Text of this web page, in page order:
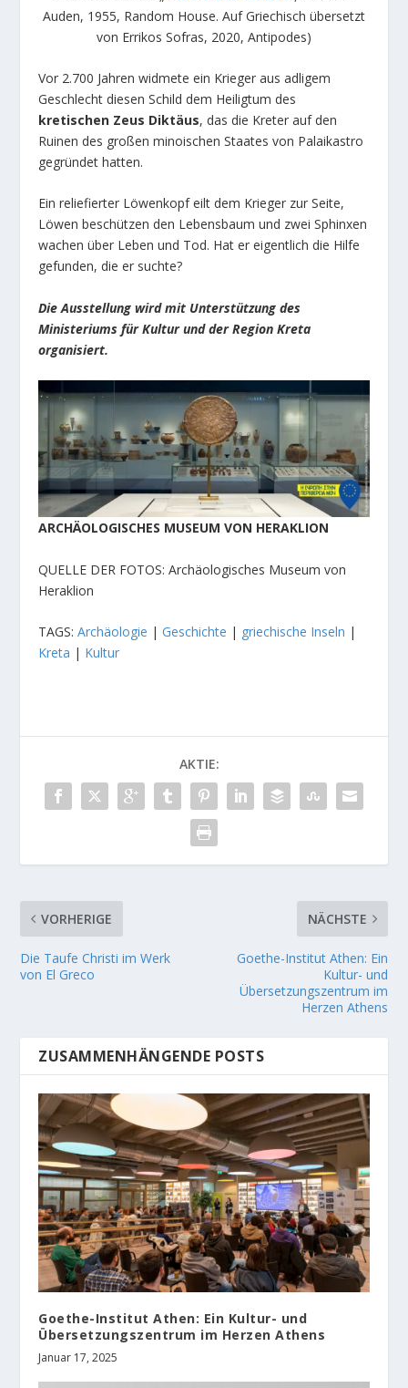
Auden, 1955, Random House. Auf Griechisch übersetzt
von Errikos Sofras, 2020, Antipodes)
Vor 2.700 Jahren widmete ein Krieger aus adligem
Geschlecht diesen Schild dem Heiligtum des
kretischen Zeus Diktäus, das die Kreter auf den
Ruinen des großen minoischen Staates von Palaikastro
gegründet hatten.
Ein reliefierter Löwenkopf eilt dem Krieger zur Seite,
Löwen beschützen den Lebensbaum und zwei Sphinxen
wachen über Leben und Tod. Hat er eigentlich die Hilfe
gefunden, die er suchte?
Die Ausstellung wird mit Unterstützung des
Ministeriums für Kultur und der Region Kreta
organisiert.
ARCHÄOLOGISCHES MUSEUM VON HERAKLION
QUELLE DER FOTOS: Archäologisches Museum von
Heraklion
TAGS:Archäologie |Geschichte | griechische Inseln |
Kreta | Kultur
AKTIE:
VORHERIGE
Die Taufe Christi im Werk
von El Greco
NÄCHSTE
Goethe-Institut Athen: Ein
Kultur- und
Übersetzungszentrum im
Herzen Athens
ZUSAMMENHÄNGENDE POSTS
Goethe-Institut Athen: Ein Kultur- und
Übersetzungszentrum im Herzen Athens
Januar 17, 2025